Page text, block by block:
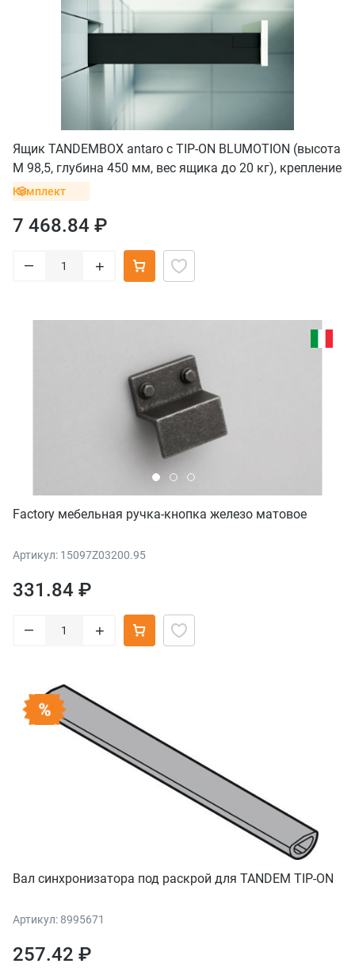
Ящик TANDEMBOX antaro с TIP-ON BLUMOTION (высота
М 98,5, глубина 450 мм, вес ящика до 20 кг), крепление
INSERTA, черный
Комплект
7 468.84 ₽
– +
Factory мебельная ручка-кнопка железо матовое
Артикул: 15097Z03200.95
331.84 ₽
– +
Вал синхронизатора под раскрой для TANDEM TIP-ON
Артикул: 8995671
257.42 ₽